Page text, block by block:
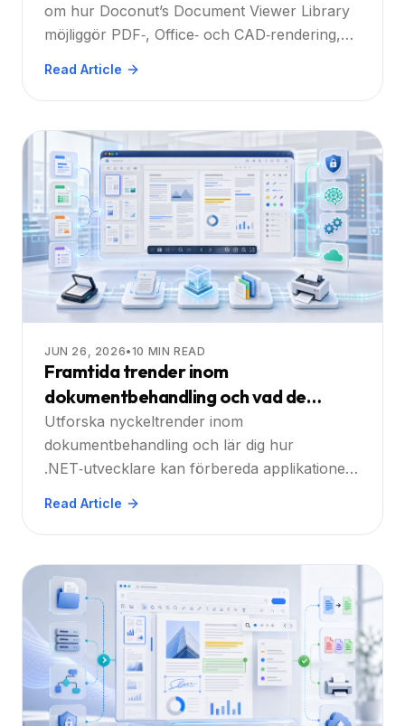
sökning och utskrift: En praktisk guide
om hur Doconut’s Document Viewer Library
möjliggör PDF‑, Office‑ och CAD‑rendering,
företags‑webbappar.
Read Article
JUN 26, 2026•10 MIN READ
Framtida trender inom
dokumentbehandling och vad de
betyder för .NET-utvecklare
Utforska nyckeltrender inom
dokumentbehandling och lär dig hur
.NET‑utvecklare kan förbereda applikationer
Read Article